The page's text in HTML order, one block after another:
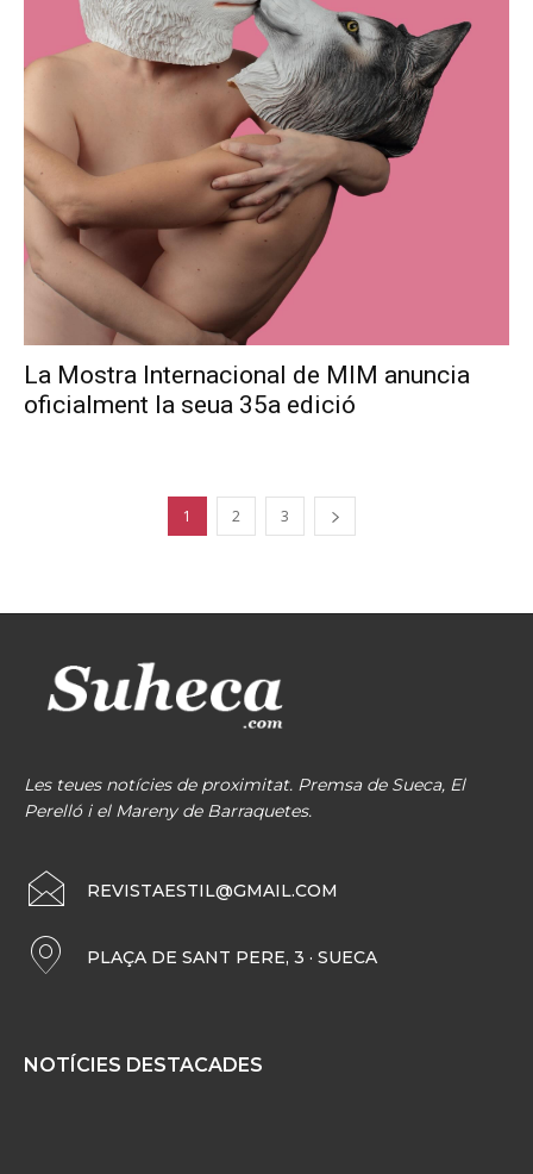
La Mostra Internacional de MIM anuncia
oficialment la seua 35a edició
1 2 3
Les teues notícies de proximitat. Premsa de Sueca, El
Perelló i el Mareny de Barraquetes.
REVISTAESTIL@GMAIL.COM
PLAÇA DE SANT PERE, 3 · SUECA
NOTÍCIES DESTACADES